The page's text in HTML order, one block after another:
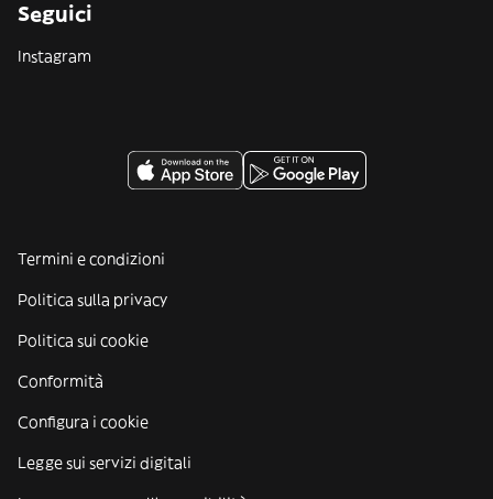
Seguici
Instagram
Termini e condizioni
Politica sulla privacy
Politica sui cookie
Conformità
Configura i cookie
Legge sui servizi digitali